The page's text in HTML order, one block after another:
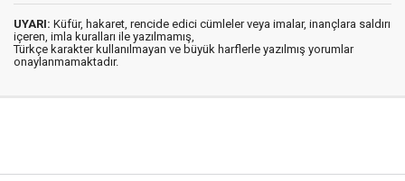
UYARI: Küfür, hakaret, rencide edici cümleler veya imalar, inançlara saldırı
içeren, imla kuralları ile yazılmamış,
Türkçe karakter kullanılmayan ve büyük harflerle yazılmış yorumlar
onaylanmamaktadır.